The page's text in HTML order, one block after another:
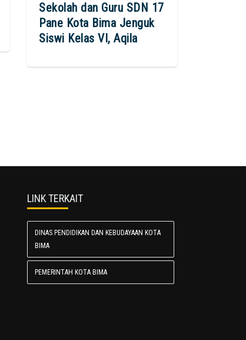
Sekolah dan Guru SDN 17
Pane Kota Bima Jenguk
Siswi Kelas VI, Aqila
LINK TERKAIT
DINAS PENDIDIKAN DAN KEBUDAYAAN KOTA
BIMA
PEMERINTAH KOTA BIMA